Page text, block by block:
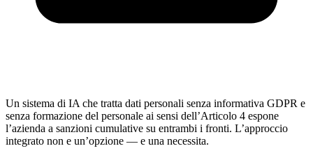
Un sistema di IA che tratta dati personali senza informativa GDPR e
senza formazione del personale ai sensi dell’Articolo 4 espone
l’azienda a sanzioni cumulative su entrambi i fronti. L’approccio
integrato non e un’opzione — e una necessita.